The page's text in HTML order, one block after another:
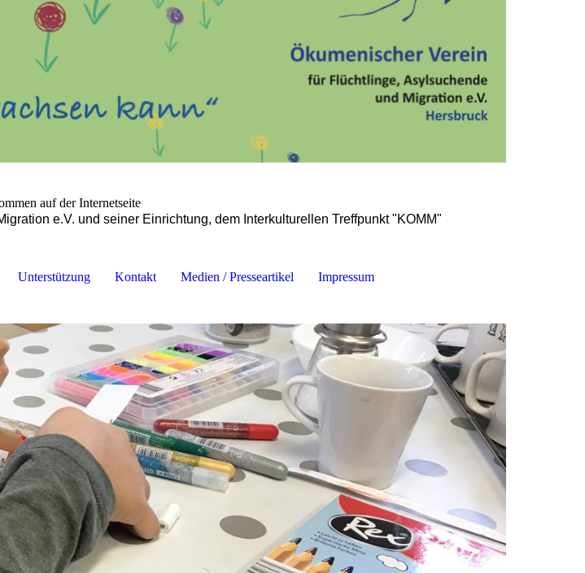
auf der Internetseite
e.V. und seiner Einrichtung, dem Interkulturellen Treffpunkt "KOMM"
Unterstützung Kontakt Medien / Presseartikel Impressum